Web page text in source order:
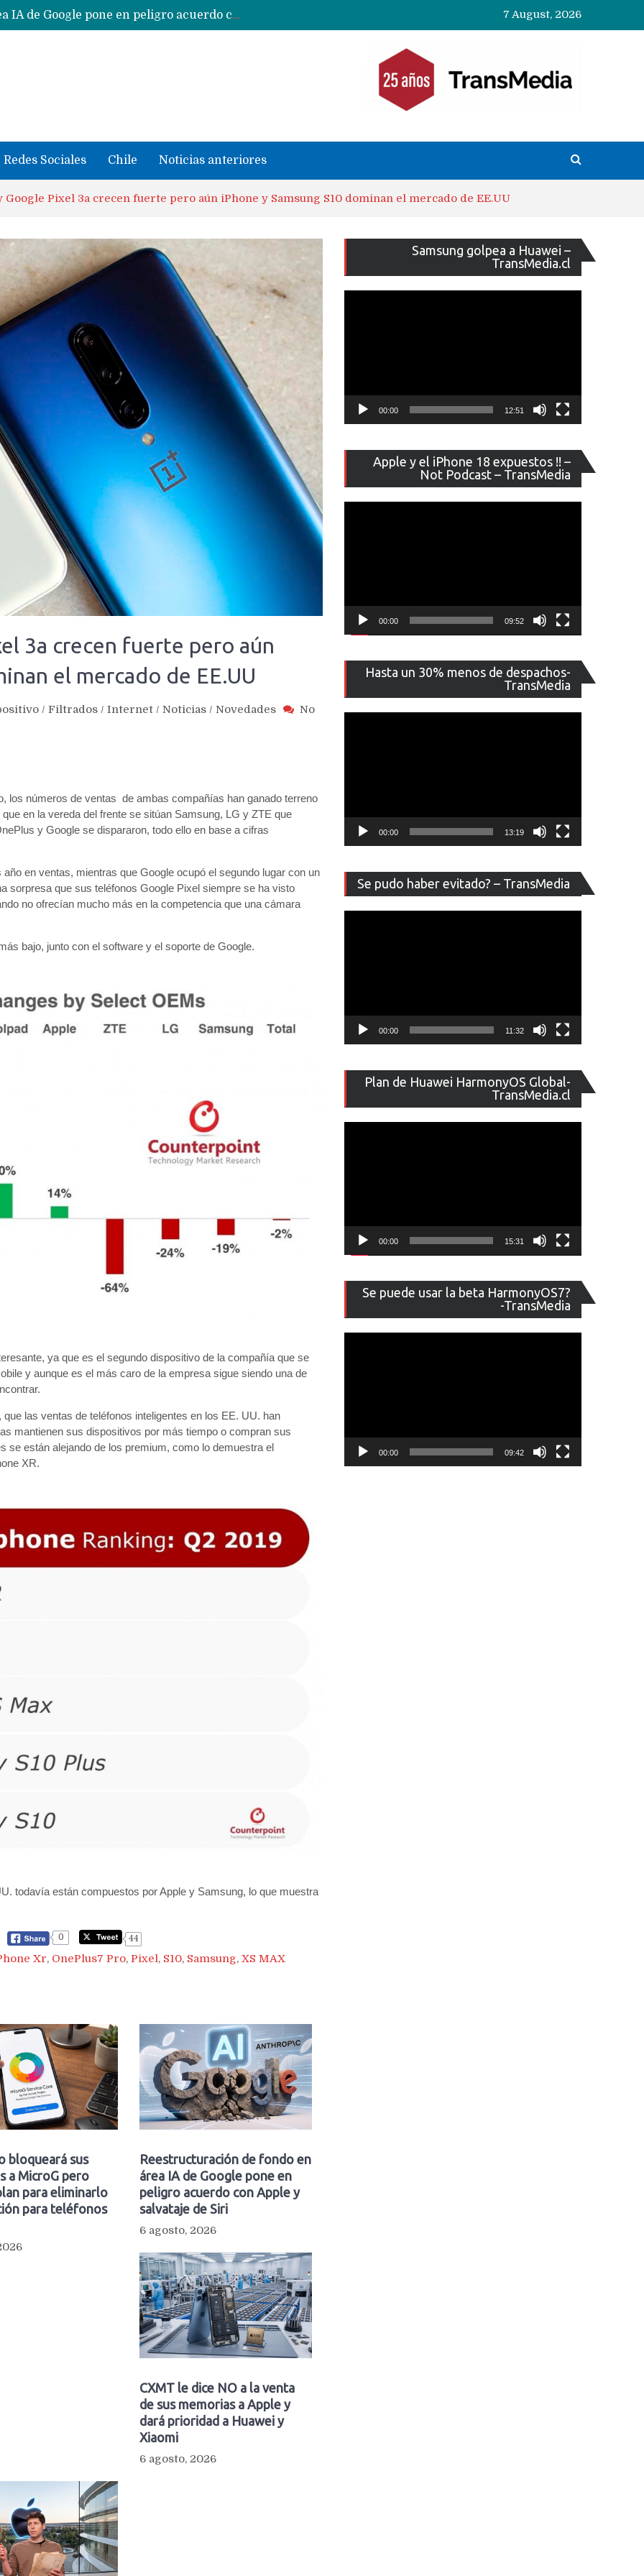
CXMT le dice NO a la venta de sus memorias a Apple y dará prioridad a Huawei y Xiaomi
Sailfish OS la «joya» de sistema operativo que Europa planea financiar para competir contra Android, iOS y HarmonyOS
7 August, 2026
Redes Sociales Chile Noticias anteriores
Google Pixel 3a crecen fuerte pero aún iPhone y Samsung S10 dominan el mercado de EE.UU
3a crecen fuerte pero aún
el mercado de EE.UU
/ Filtrados / Internet / Noticias / Novedades
No
los números de ventas de ambas compañías han ganado terreno
en la vereda del frente se sitúan Samsung, LG y ZTE que
y Google se dispararon, todo ello en base a cifras
en ventas, mientras que Google ocupó el segundo lugar con un
sorpresa que sus teléfonos Google Pixel siempre se ha visto
no ofrecían mucho más en la competencia que una cámara
bajo, junto con el software y el soporte de Google.
ya que es el segundo dispositivo de la compañía que se
y aunque es el más caro de la empresa sigue siendo una de
las ventas de teléfonos inteligentes en los EE. UU. han
mantienen sus dispositivos por más tiempo o compran sus
se están alejando de los premium, como lo demuestra el
XR.
todavía están compuestos por Apple y Samsung, lo que muestra
0 44
Xr, OnePlus7 Pro, Pixel, S10, Samsung, XS MAX
bloqueará sus
a MicroG pero
para eliminarlo
para teléfonos
Reestructuración de fondo en
área IA de Google pone en
peligro acuerdo con Apple y
salvataje de Siri
6 agosto, 2026
CXMT le dice NO a la venta
de sus memorias a Apple y
dará prioridad a Huawei y
Xiaomi
6 agosto, 2026
Samsung golpea a Huawei –
TransMedia.cl
de
vídeo
00:00 12:51
Apple y el iPhone 18 expuestos !! –
Not Podcast – TransMedia
de
vídeo
00:00 09:52
Hasta un 30% menos de despachos-
TransMedia
de
vídeo
00:00 13:19
Se pudo haber evitado? – TransMedia
de
vídeo
00:00 11:32
Plan de Huawei HarmonyOS Global-
TransMedia.cl
de
vídeo
00:00 15:31
Se puede usar la beta HarmonyOS7?
-TransMedia
de
vídeo
00:00 09:42